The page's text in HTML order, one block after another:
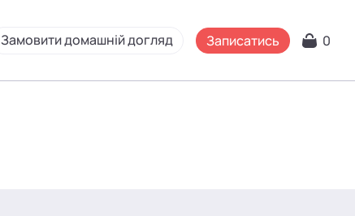
Замовити домашній догляд Записатись 0